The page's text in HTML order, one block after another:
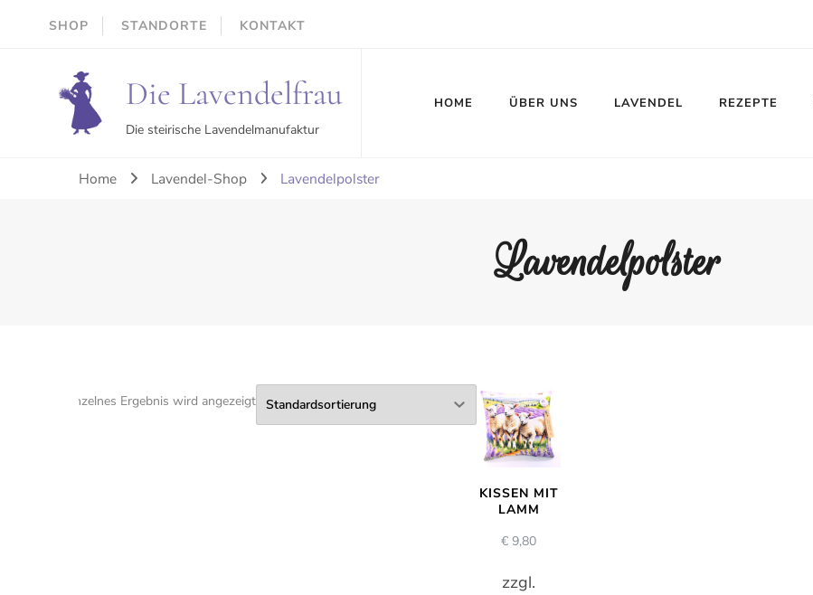
SHOP STANDORTE KONTAKT
Die Lavendelfrau
Die steirische Lavendelmanufaktur
HOME ÜBER UNS LAVENDEL REZEPTE
Home Lavendel-Shop Lavendelpolster
Lavendelpolster
Einzelnes Ergebnis wird angezeigt
KISSEN MIT
LAMM
€ 9,80
zzgl.